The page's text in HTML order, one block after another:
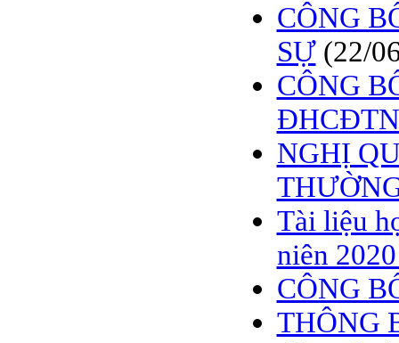
CÔNG
SỰ (22/
CÔNG
NGHỊ
Tài liệu
niên
CÔNG
THÔNG